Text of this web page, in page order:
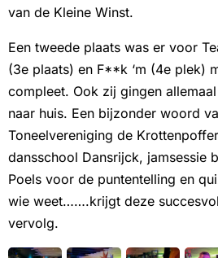
van de Kleine Winst.
Een tweede plaats was er voor
(3e plaats) en F**k ‘m (4e plek)
compleet. Ook zij gingen
naar huis. Een bijzonder woord
Toneelvereniging de
dansschool Dansrijck, jamsessie
Poels voor de puntentelling en
wie weet…….krijgt deze
vervolg.